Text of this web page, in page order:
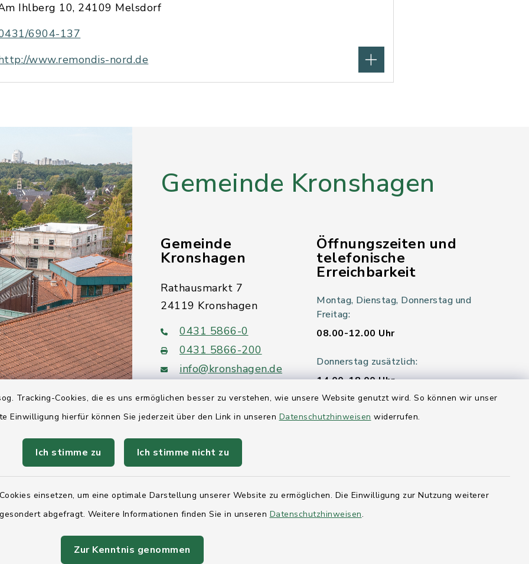
Tracking-Cookies, die es uns ermöglichen besser zu verstehen, wie unsere Website genutzt wird. So können wir unser
Einwilligung hierfür können Sie jederzeit über den Link in unseren Datenschutzhinweisen widerrufen.
Ich stimme zu Ich stimme nicht zu
einsetzen, um eine optimale Darstellung unserer Website zu ermöglichen. Die Einwilligung zur Nutzung weiterer
abgefragt. Weitere Informationen finden Sie in unseren Datenschutzhinweisen.
Zur Kenntnis genommen
Ihlberg 10, 24109 Melsdorf
6904-137
www.remondis-nord.de
Gemeinde Kronshagen
Gemeinde
Kronshagen
Rathausmarkt 7
24119 Kronshagen
0431 5866-0
0431 5866-200
info@kronshagen.de
Öffnungszeiten und
telefonische
Erreichbarkeit
Montag, Dienstag, Donnerstag und
Freitag:
08.00-12.00 Uhr
Donnerstag zusätzlich:
14.00-18.00 Uhr
Quicklinks
Ihre Behördennummer 115
Holstein
Kreis Rendsburg-Eckernförde